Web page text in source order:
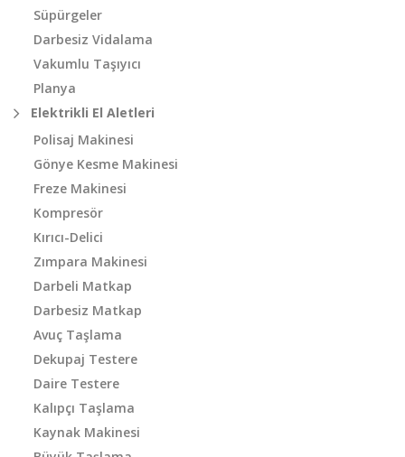
Süpürgeler
Darbesiz Vidalama
Vakumlu Taşıyıcı
Planya
Elektrikli El Aletleri
Polisaj Makinesi
Gönye Kesme Makinesi
Freze Makinesi
Kompresör
Kırıcı-Delici
Zımpara Makinesi
Darbeli Matkap
Darbesiz Matkap
Avuç Taşlama
Dekupaj Testere
Daire Testere
Kalıpçı Taşlama
Kaynak Makinesi